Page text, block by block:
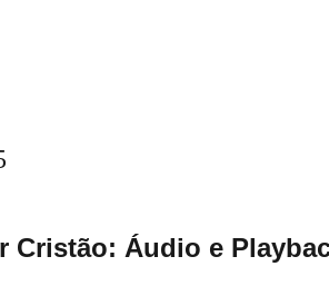
Cristão: Áudio e